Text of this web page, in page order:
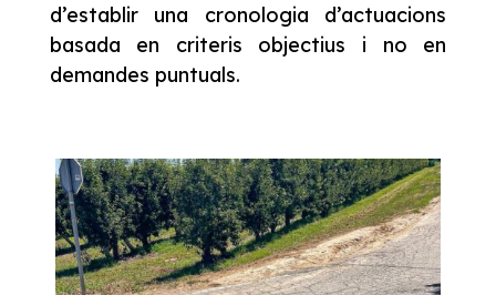
d’establir una cronologia d’actuacions
basada en criteris objectius i no en
demandes puntuals.